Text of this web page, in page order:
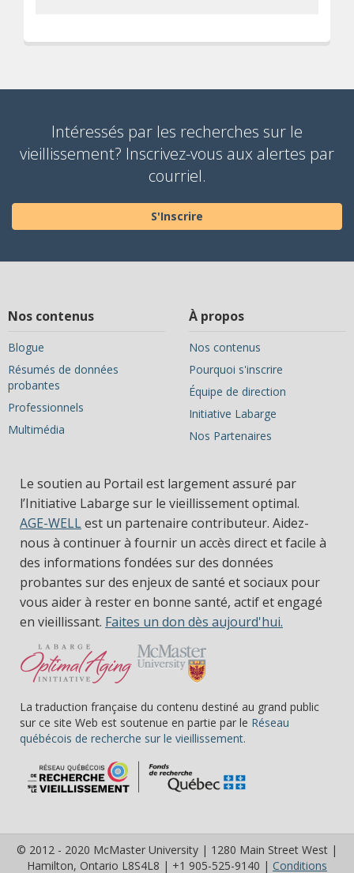
Intéressés par les recherches sur le
vieillissement? Inscrivez-vous aux alertes par
courriel.
S'Inscrire
Nos contenus
Blogue
Résumés de données
probantes
Professionnels
Multimédia
À propos
Nos contenus
Pourquoi s'inscrire
Équipe de direction
Initiative Labarge
Nos Partenaires
Le soutien au Portail est largement assuré par
l’Initiative Labarge sur le vieillissement optimal.
AGE-WELLest un partenaire contributeur. Aidez-
nous à continuer à fournir un accès direct et facile à
des informations fondées sur des données
probantes sur des enjeux de santé et sociaux pour
vous aider à rester en bonne santé, actif et engagé
en vieillissant. Faites un don dès aujourd'hui.
La traduction française du contenu destiné au grand public
sur ce site Web est soutenue en partie par le Réseau
québécois de recherche sur le vieillissement.
© 2012 - 2020 McMaster University | 1280 Main Street West |
Hamilton, Ontario L8S4L8 | +1 905-525-9140 | Conditions